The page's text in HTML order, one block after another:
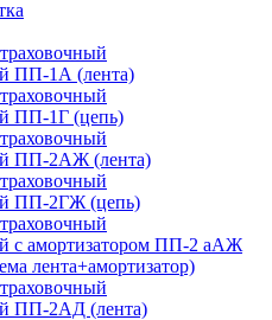
ПП-1А (лента)
ПП-1Г (цепь)
ПП-2АЖ (лента)
ПП-2ГЖ (цепь)
с амортизатором ПП-2 аАЖ
лента+амортизатор)
ПП-2АД (лента)